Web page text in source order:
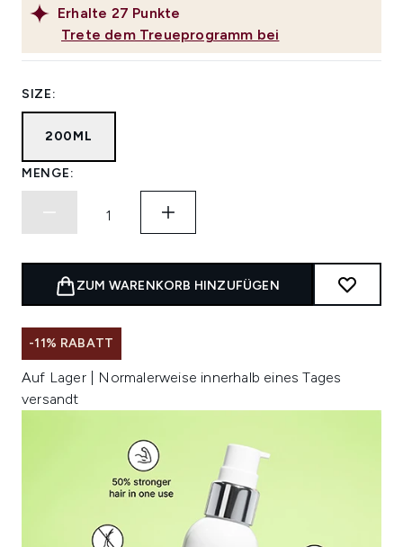
Erhalte 27 Punkte
Trete dem Treueprogramm bei
SIZE:
200ML
MENGE:
ZUM WARENKORB HINZUFÜGEN
-11% RABATT
Auf Lager | Normalerweise innerhalb eines Tages
versandt